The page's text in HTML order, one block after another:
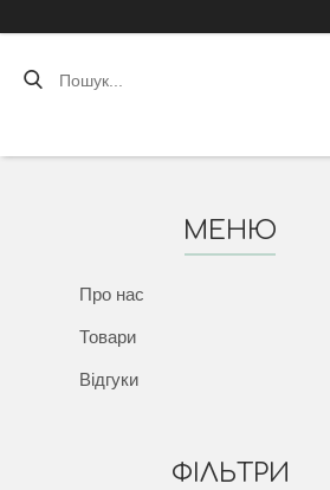
Про нас
Товари
Відгуки
ФІЛЬТРИ